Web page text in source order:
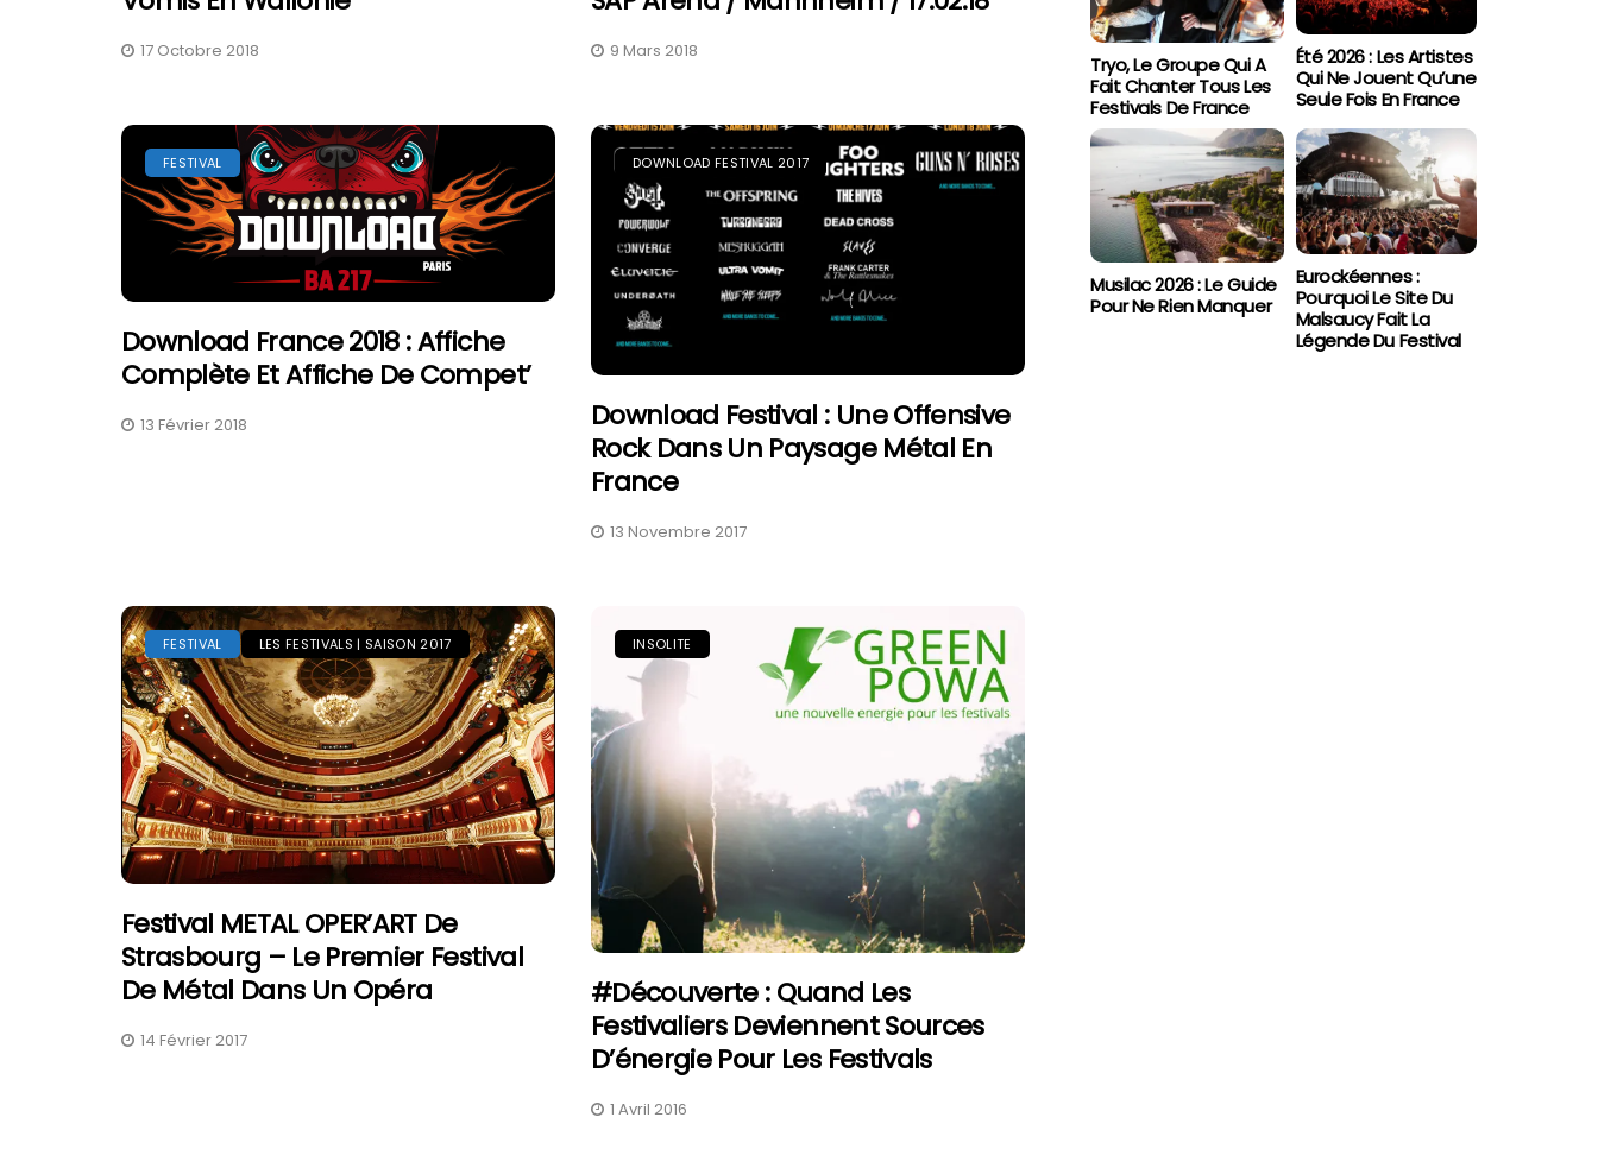
17 Octobre 2018 9 Mars 2018
FESTIVAL
Download France 2018 : Affiche
Complète Et Affiche De Compet’
13 Février 2018
DOWNLOAD FESTIVAL 2017
Download Festival : Une Offensive
Rock Dans Un Paysage Métal En
France
13 Novembre 2017
FESTIVAL LES FESTIVALS | SAISON 2017
Festival METAL OPER’ART De
Strasbourg – Le Premier Festival
De Métal Dans Un Opéra
14 Février 2017
INSOLITE
#découverte : Quand Les
Festivaliers Deviennent Sources
D’énergie Pour Les Festivals
1 Avril 2016
Tryo, Le Groupe Qui A
Fait Chanter Tous Les
Festivals De France
Été 2026 : Les Artistes
Qui Ne Jouent Qu’une
Seule Fois En France
Musilac 2026 : Le Guide
Pour Ne Rien Manquer
Eurockéennes :
Pourquoi Le Site Du
Malsaucy Fait La
Légende Du Festival